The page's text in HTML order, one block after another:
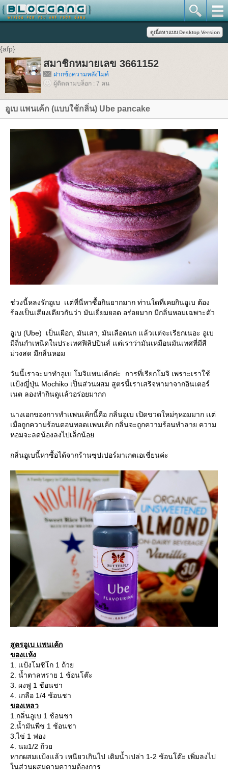
{afp}
สมาชิกหมายเลข 3661152
ฝากข้อความหลังไมค์
ผู้ติดตามบล็อก : 7 คน
อูเบ เเพนเค้ก (เเบบใช้กลิ่น) Ube pancake
ช่วงนี้หลงรักอูเบ เเต่ที่นี่หาซื้อกินยากมาก ท่านใดที่เคยกินอูเบ ต้อง
ร้องเป็นเสียงเดียวกันว่า มันเยี่ยมยอด อร่อยมาก มีกลิ่นหอมเฉพาะตัว
อูเบ (Ube) เป็นเผือก, มันเสา, มันเลือดนก เเล้วเเต่จะเรียกเนอะ อูเบ
มีถิ่นกำเหนิดในประเทศฟิลิปปินส์ เเต่เราว่ามันเหมือนมันเทศที่มีสี
ม่วงสด มีกลิ่นหอม
วันนี้เราจะมาทำอูเบ โมจิเเพนเค้กค่ะ การที่เรียกโมจิ เพราะเราใช้
เเป้งญี่ปุ่น Mochiko เป็นส่วนผสม สูตรนี้เราเสริจหามาจากอินเตอร์
เนต ลองทำกินดูเเล้วอร่อยมากก
นางเอกของการทำเเพนเค้กนี้คือ กลิ่นอูเบ เปิดขวดใหม่ๆหอมมาก เเต่
เมื่อถูกความร้อนตอนทอดเเพนเค้ก กลิ่นจะถูกความร้อนทำลาย ความ
หอมจะลดน้องลงไปเล็กน้อย
กลิ่นอูเบนี้หาซื้อได้จากร้านซุปเปอร์มาเกตเอเชี่ยนค่ะ
สูตรอูเบ เเพนเค้ก
ของเเห้ง
1. เเป้งโมชิโก 1 ถ้วย
2. น้ำตาลทราย 1 ช้อนโต๊ะ
3. ผงฟู 1 ช้อนชา
4. เกลือ 1/4 ช้อนชา
ของเหลว
1.กลิ่นอูเบ 1 ช้อนชา
2.น้ำมันพืช 1 ช้อนชา
3.ไข่ 1 ฟอง
4. นม1/2 ถ้วย
หากผสมเเป้งเเล้ว เหนียวเกินไป เติมน้ำเปล่า 1-2 ช้อนโต๊ะ เพิ่มลงไป
ในส่วนผสมตามความต้องการ